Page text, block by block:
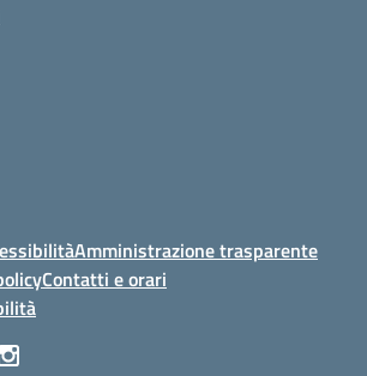
Amministrazione trasparente
Contatti e orari